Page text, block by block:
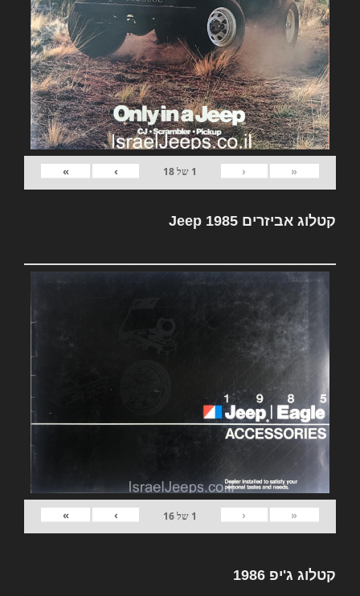
«
‹
1 של18
›
»
קטלוג אביזרים Jeep 1985
«
‹
1 של16
›
»
קטלוג ג'יפ 1986